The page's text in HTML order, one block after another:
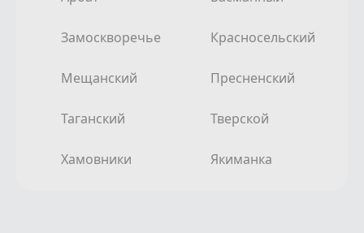
Замоскворечье Красносельский
Мещанский Пресненский
Таганский Тверской
Хамовники Якиманка